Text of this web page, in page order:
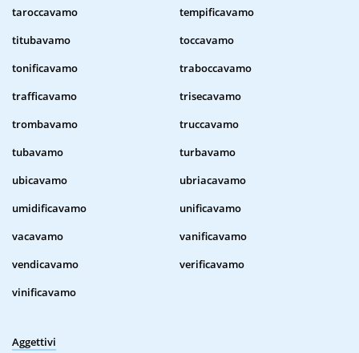
taroccavamo
tempificavamo
titubavamo
toccavamo
tonificavamo
traboccavamo
trafficavamo
trisecavamo
trombavamo
truccavamo
tubavamo
turbavamo
ubicavamo
ubriacavamo
umidificavamo
unificavamo
vacavamo
vanificavamo
vendicavamo
verificavamo
vinificavamo
Aggettivi